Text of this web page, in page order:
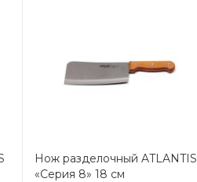
Нож разделочный ATLANTIS
«Серия 8» 18 см